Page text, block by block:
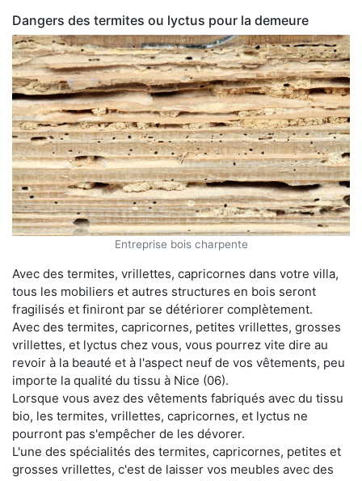
Dangers des termites ou lyctus pour la demeure
Entreprise bois charpente
Avec des termites, vrillettes, capricornes dans votre villa,
tous les mobiliers et autres structures en bois seront
fragilisés et finiront par se détériorer complètement.
Avec des termites, capricornes, petites vrillettes, grosses
vrillettes, et lyctus chez vous, vous pourrez vite dire au
revoir à la beauté et à l'aspect neuf de vos vêtements, peu
importe la qualité du tissu à Nice (06).
Lorsque vous avez des vêtements fabriqués avec du tissu
bio, les termites, vrillettes, capricornes, et lyctus ne
pourront pas s'empêcher de les dévorer.
L'une des spécialités des termites, capricornes, petites et
grosses vrillettes, c'est de laisser vos meubles avec des